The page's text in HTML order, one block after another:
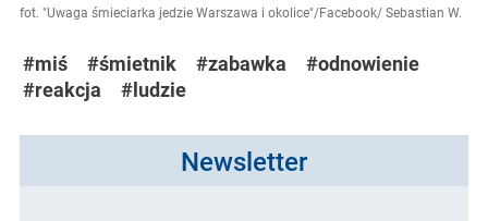
fot. "Uwaga śmieciarka jedzie Warszawa i okolice"/Facebook/ Sebastian W.
#miś #śmietnik #zabawka
#odnowienie
#reakcja
#ludzie
Newsletter